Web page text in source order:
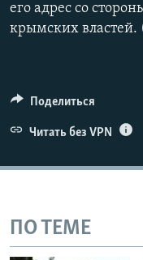
его адрес со
крымских властей.
Поделиться
Читать без VPN
ПО ТЕМЕ